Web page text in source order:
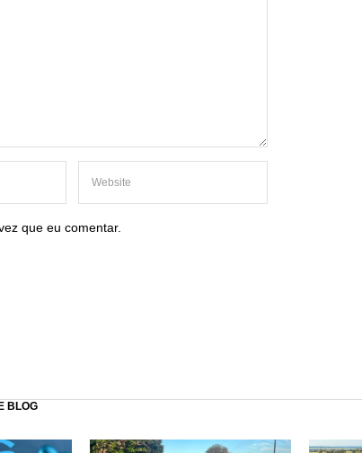
que eu comentar.
BLOG